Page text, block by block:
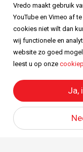
All
Vredo maakt gebruik
YouTube en Vimeo af
cookies niet wilt dan
wij functionele en
website zo goed
leest u op onze
Ja,